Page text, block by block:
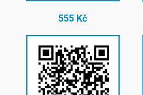
555 Kč